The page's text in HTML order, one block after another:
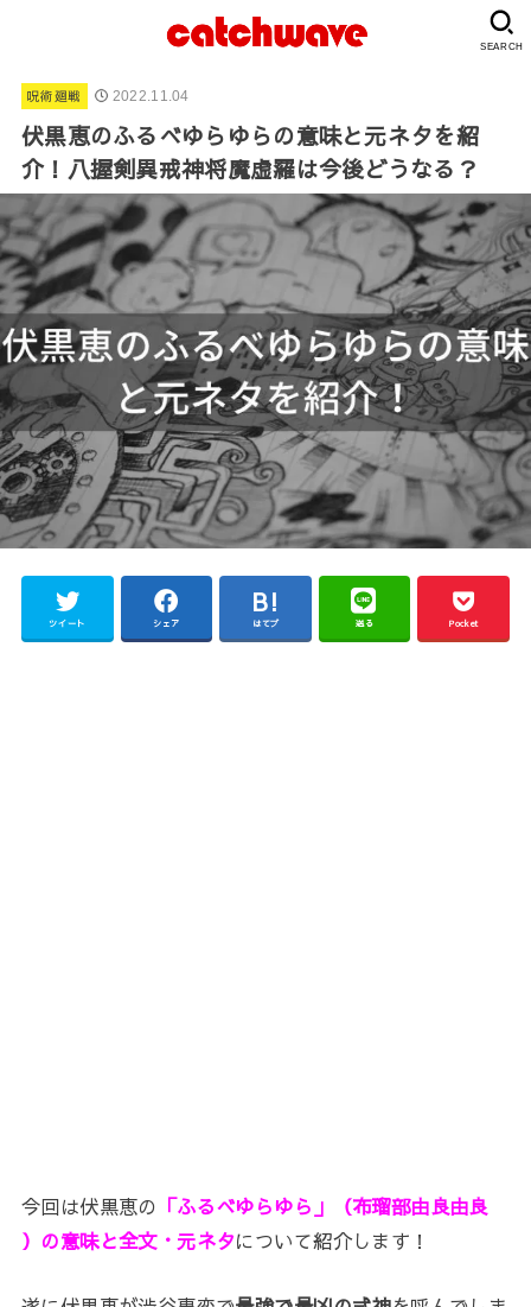
SEARCH
呪術廻戦 2022.11.04
伏黒恵のふるべゆらゆらの意味と元ネタを紹
介！八握剣異戒神将魔虚羅は今後どうなる？
ツイート シェア はてブ 送る Pocket
今回は伏黒恵の 「ふるべゆらゆら」（布瑠部由良由良
）の意味と全文・元ネタについて紹介します！